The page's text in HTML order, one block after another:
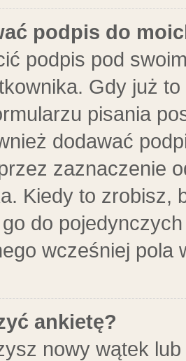
podpis do
podpis pod
Gdy już
pisania
dodawać
zaznaczenie
Kiedy to zrobisz,
go do
wcześniej pola
ankietę?
nowy wątek